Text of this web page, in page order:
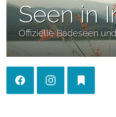
Seen in
Offizielle Badeseen